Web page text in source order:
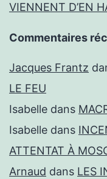
VIENNENT D’EN
Commentaires
Jacques Frantz
LE FEU
Isabelle dans
Isabelle dans
ATTENTAT À
Arnaud dans LES